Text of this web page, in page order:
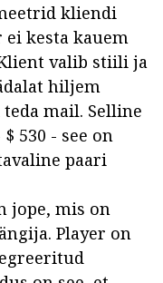
kliendi
kesta kauem
valib stiili ja
hiljem
mail. Selline
530 - see on
paari
jope, mis on
Player on